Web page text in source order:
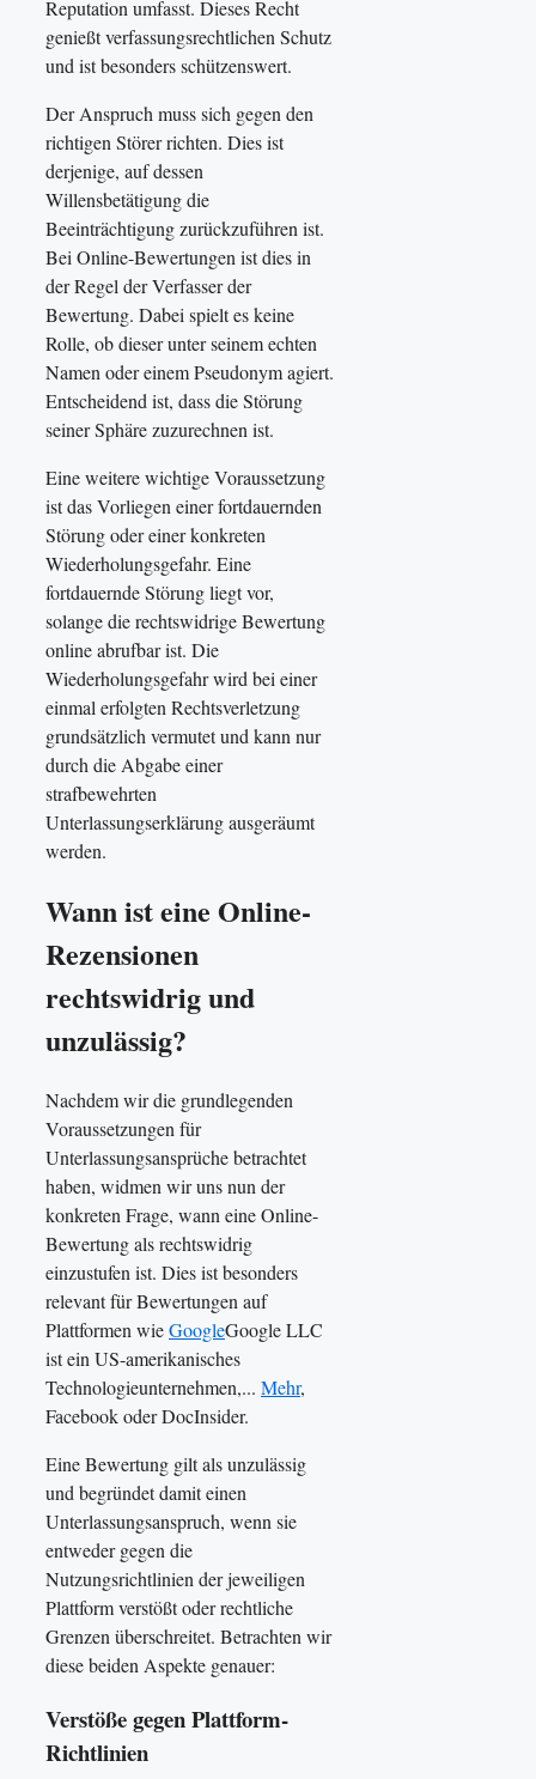
Reputation umfasst. Dieses Recht
genießt verfassungsrechtlichen Schutz
und ist besonders schützenswert.
Der Anspruch muss sich gegen den
richtigen Störer richten. Dies ist
derjenige, auf dessen
Willensbetätigung die
Beeinträchtigung zurückzuführen ist.
Bei Online-Bewertungen ist dies in
der Regel der Verfasser der
Bewertung. Dabei spielt es keine
Rolle, ob dieser unter seinem echten
Namen oder einem Pseudonym agiert.
Entscheidend ist, dass die Störung
seiner Sphäre zuzurechnen ist.
Eine weitere wichtige Voraussetzung
ist das Vorliegen einer fortdauernden
Störung oder einer konkreten
Wiederholungsgefahr. Eine
fortdauernde Störung liegt vor,
solange die rechtswidrige Bewertung
online abrufbar ist. Die
Wiederholungsgefahr wird bei einer
einmal erfolgten Rechtsverletzung
grundsätzlich vermutet und kann nur
durch die Abgabe einer
strafbewehrten
Unterlassungserklärung ausgeräumt
werden.
Wann ist eine Online-
Rezensionen
rechtswidrig und
unzulässig?
Nachdem wir die grundlegenden
Voraussetzungen für
Unterlassungsansprüche betrachtet
haben, widmen wir uns nun der
konkreten Frage, wann eine Online-
Bewertung als rechtswidrig
einzustufen ist. Dies ist besonders
relevant für Bewertungen auf
Plattformen wieGoogleGoogle LLC
ist ein US-amerikanisches
Technologieunternehmen,... Mehr,
Facebook oder DocInsider.
Eine Bewertung gilt als unzulässig
und begründet damit einen
Unterlassungsanspruch, wenn sie
entweder gegen die
Nutzungsrichtlinien der jeweiligen
Plattform verstößt oder rechtliche
Grenzen überschreitet. Betrachten wir
diese beiden Aspekte genauer:
Verstöße gegen Plattform-
Richtlinien